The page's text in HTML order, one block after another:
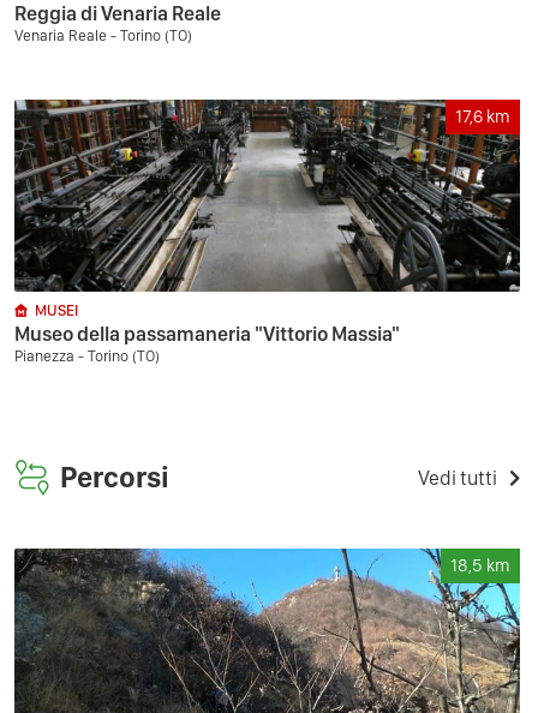
Reggia di Venaria Reale
Venaria Reale - Torino (TO)
17,6 km
MUSEI
Museo della passamaneria "Vittorio Massia"
Pianezza - Torino (TO)
Percorsi Vedi tutti
18,5 km